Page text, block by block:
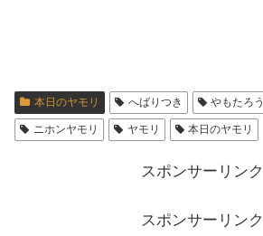
本日のヤモリ へばりつき やもたろう
ニホンヤモリ ヤモリ 本日のヤモリ
スポンサーリンク
スポンサーリンク